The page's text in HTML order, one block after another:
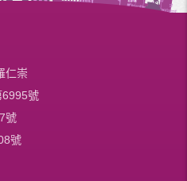
崇
6995號
號
號